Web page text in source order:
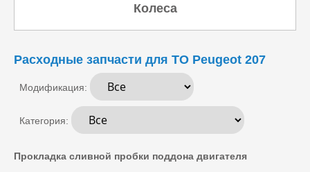
Колеса
Расходные запчасти для ТО Peugeot 207
Модификация:
Категория:
Прокладка сливной пробки поддона двигателя